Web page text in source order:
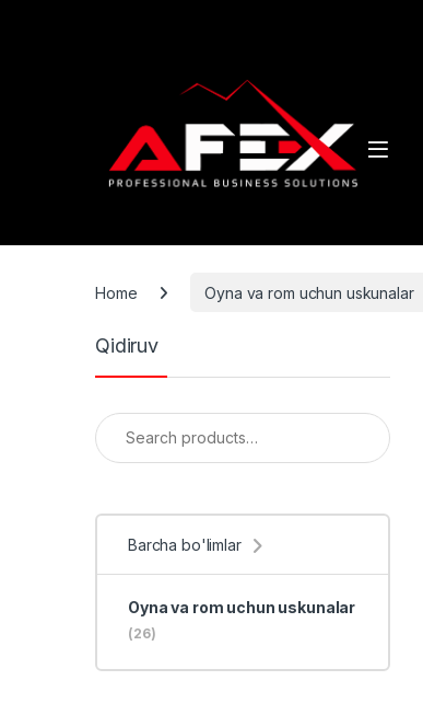
Home Oyna va rom uchun uskunalar
Qidiruv
Search for:
Barcha bo'limlar
Oyna va rom uchun uskunalar
(26)